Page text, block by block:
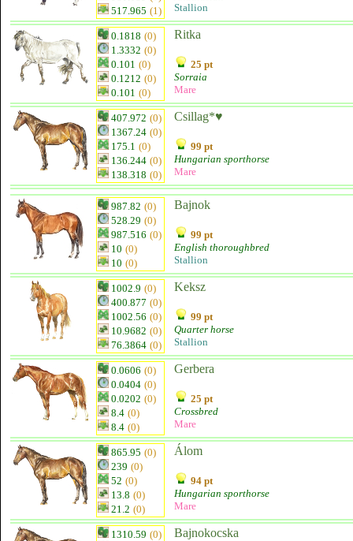
517.965 (1)
Stallion
0.1818 (0)
1.3332 (0)
0.101 (0)
0.1212 (0)
0.101 (0)
Ritka
25 pt
Sorraia
Mare
407.972 (0)
1367.24 (0)
175.1 (0)
136.244 (0)
138.318 (0)
Csillag*♥
99 pt
Hungarian sporthorse
Mare
987.82 (0)
528.29 (0)
987.516 (0)
10 (0)
10 (0)
Bajnok
99 pt
English thoroughbred
Stallion
1002.9 (0)
400.877 (0)
1002.56 (0)
10.9682 (0)
76.3864 (0)
Keksz
99 pt
Quarter horse
Stallion
0.0606 (0)
0.0404 (0)
0.0202 (0)
8.4 (0)
8.4 (0)
Gerbera
25 pt
Crossbred
Mare
865.95 (0)
239 (0)
52 (0)
13.8 (0)
21.2 (0)
Álom
94 pt
Hungarian sporthorse
Mare
1310.59 (0)
Bajnokocska